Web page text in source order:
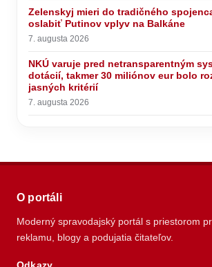
Zelenskyj mieri do tradičného
oslabiť Putinov vplyv na Balkáne
7. augusta 2026
NKÚ varuje pred netransparentným
dotácií, takmer 30 miliónov eur bolo
jasných kritérií
7. augusta 2026
O portáli
Moderný spravodajský portál s priestorom
reklamu, blogy a podujatia čitateľov.
Odkazy